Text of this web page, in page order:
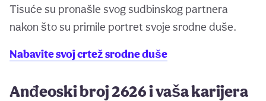
Tisuće su pronašle svog sudbinskog partnera
nakon što su primile portret svoje srodne duše.
Nabavite svoj crtež srodne duše
Anđeoski broj 2626 i vaša karijera